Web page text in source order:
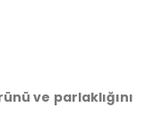
ve parlaklığını